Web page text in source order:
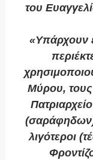
του
«Υπάρχουν
Μύρου, τους
λιγότεροι